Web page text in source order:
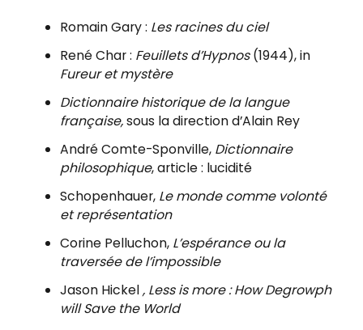
Romain Gary : Les racines du ciel
René Char : Feuillets d’Hypnos(1944), in
Fureur et mystère
Dictionnaire historique de la langue
française,sous la direction d’Alain Rey
André Comte-Sponville, Dictionnaire
philosophique, article : lucidité
Schopenhauer, Le monde comme volonté
et représentation
Corine Pelluchon, L’espérance ou la
traversée de l’impossible
Jason Hickel, Less is more : How Degrowph
will Save the World